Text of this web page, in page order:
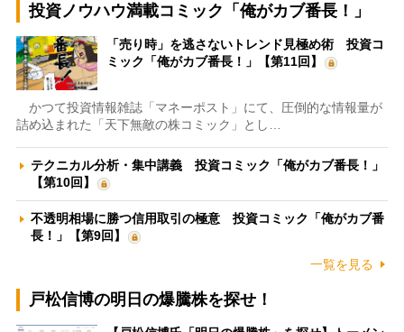
投資ノウハウ満載コミック「俺がカブ番長！」
「売り時」を逃さないトレンド見極め術 投資コ
ミック「俺がカブ番長！」【第11回】
かつて投資情報雑誌「マネーポスト」にて、圧倒的な情報量が
詰め込まれた「天下無敵の株コミック」とし…
テクニカル分析・集中講義 投資コミック「俺がカブ番長！」
【第10回】
不透明相場に勝つ信用取引の極意 投資コミック「俺がカブ番
長！」【第9回】
一覧を見る
戸松信博の明日の爆騰株を探せ！